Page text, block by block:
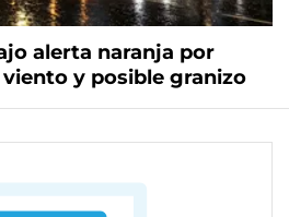
alerta naranja por
y posible granizo